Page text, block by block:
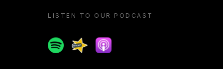
LISTEN TO OUR PODCAST
SpotifySpreakerApple podcast